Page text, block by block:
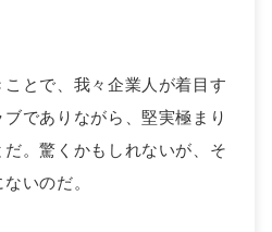
とで、我々企業人が着目す
でありながら、堅実極まり
。驚くかもしれないが、そ
いのだ。